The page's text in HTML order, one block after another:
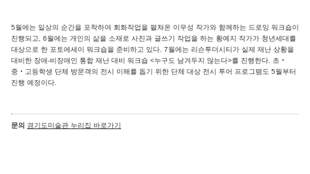
5월에는 일상의 순간을 포착하여 회화작업을 펼쳐온 이우성 작가와 함께하는 드로잉 워크숍이
진행되고, 6월에는 개인의 삶을 소재로 사진과 글쓰기 작업을 하는 황예지 작가가 청년세대를
대상으로 한 포토에세이 워크숍을 준비하고 있다. 7월에는 리슨투더시티가 실제 재난 상황을
대비한 장애-비장애인 통합 재난 대비 워크숍 <누구도 남겨두지 않는다>를 진행한다. 초‧
중‧고등학생 단체 방문객의 전시 이해를 돕기 위한 단체 대상 전시 투어 프로그램도 5월부터
진행 예정이다.
문의 경기도미술관 누리집 바로가기